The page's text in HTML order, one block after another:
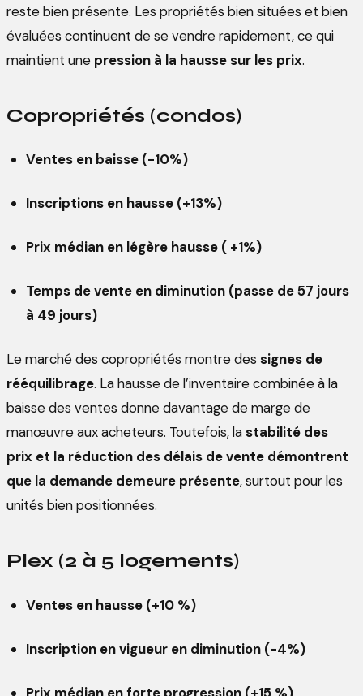
reste bien présente. Les propriétés bien situées et bien
évaluées continuent de se vendre rapidement, ce qui
maintient une pression à la hausse sur les prix.
Copropriétés (condos)
Ventes en baisse (-10%)
Inscriptions en hausse (+13%)
Prix médian en légère hausse ( +1%)
Temps de vente en diminution (passe de 57 jours
à 49 jours)
Le marché des copropriétés montre des signes de
rééquilibrage. La hausse de l’inventaire combinée à la
baisse des ventes donne davantage de marge de
manœuvre aux acheteurs. Toutefois, lastabilité des
prix et la réduction des délais de vente démontrent
que la demande demeure présente, surtout pour les
unités bien positionnées.
Plex (2 à 5 logements)
Ventes en hausse (+10 %)
Inscription en vigueur en diminution (-4%)